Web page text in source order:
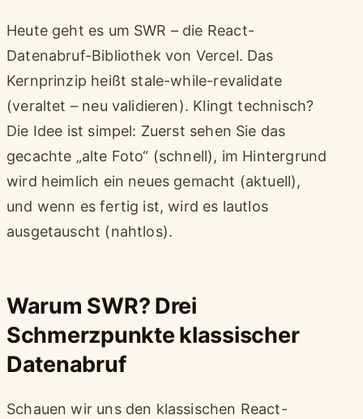
Heute geht es um SWR – die React-
Datenabruf-Bibliothek von Vercel. Das
Kernprinzip heißt stale-while-revalidate
(veraltet – neu validieren). Klingt technisch?
Die Idee ist simpel: Zuerst sehen Sie das
gecachte „alte Foto“ (schnell), im Hintergrund
wird heimlich ein neues gemacht (aktuell),
und wenn es fertig ist, wird es lautlos
ausgetauscht (nahtlos).
Warum SWR? Drei
Schmerzpunkte klassischer
Datenabruf
Schauen wir uns den klassischen React-